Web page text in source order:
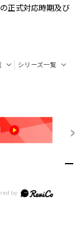
正式対応時期及び
シリーズ一覧